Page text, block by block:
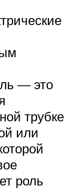
— это
трубке
или
роль